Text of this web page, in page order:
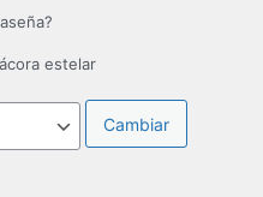
estelar